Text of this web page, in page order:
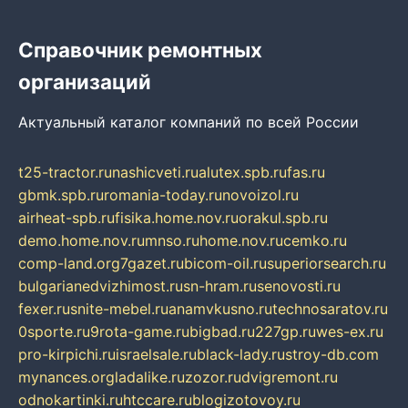
Справочник ремонтных
организаций
Актуальный каталог компаний по всей России
t25-tractor.runashicveti.rualutex.spb.rufas.ru
gbmk.spb.ruromania-today.runovoizol.ru
airheat-spb.rufisika.home.nov.ruorakul.spb.ru
demo.home.nov.rumnso.ruhome.nov.rucemko.ru
comp-land.org7gazet.rubicom-oil.rusuperiorsearch.ru
bulgarianedvizhimost.rusn-hram.rusenovosti.ru
fexer.rusnite-mebel.ruanamvkusno.rutechnosaratov.ru
0sporte.ru9rota-game.rubigbad.ru227gp.ruwes-ex.ru
pro-kirpichi.ruisraelsale.rublack-lady.rustroy-db.com
mynances.orgladalike.ruzozor.rudvigremont.ru
odnokartinki.ruhtccare.rublogizotovoy.ru